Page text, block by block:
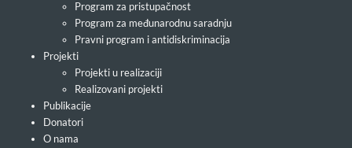
Program za pristupačnost
Program za međunarodnu saradnju
Pravni program i antidiskriminacija
Projekti
Projekti u realizaciji
Realizovani projekti
Publikacije
Donatori
O nama